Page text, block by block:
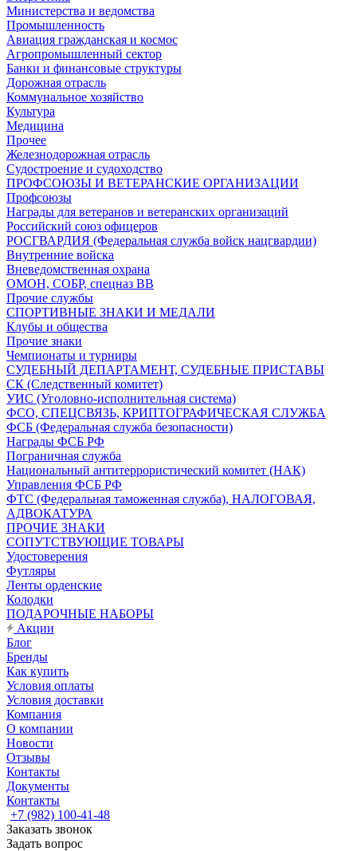
Министерства и ведомства
Промышленность
Авиация гражданская и космос
Агропромышленный сектор
Банки и финансовые структуры
Дорожная отрасль
Коммунальное хозяйство
Культура
Медицина
Прочее
Железнодорожная отрасль
Судостроение и судоходство
ПРОФСОЮЗЫ И ВЕТЕРАНСКИЕ ОРГАНИЗАЦИИ
Профсоюзы
Награды для ветеранов и ветеранских организаций
Российский союз офицеров
РОСГВАРДИЯ (Федеральная служба войск нацгвардии)
Внутренние войска
Вневедомственная охрана
ОМОН, СОБР, спецназ ВВ
Прочие службы
СПОРТИВНЫЕ ЗНАКИ И МЕДАЛИ
Клубы и общества
Прочие знаки
Чемпионаты и турниры
СУДЕБНЫЙ ДЕПАРТАМЕНТ, СУДЕБНЫЕ ПРИСТАВЫ
СК (Следственный комитет)
УИС (Уголовно-исполнительная система)
ФСО, СПЕЦСВЯЗЬ, КРИПТОГРАФИЧЕСКАЯ СЛУЖБА
ФСБ (Федеральная служба безопасности)
Награды ФСБ РФ
Пограничная служба
Национальный антитеррористический комитет (НАК)
Управления ФСБ РФ
ФТС (Федеральная таможенная служба), НАЛОГОВАЯ,
АДВОКАТУРА
ПРОЧИЕ ЗНАКИ
СОПУТСТВУЮЩИЕ ТОВАРЫ
Удостоверения
Футляры
Ленты орденские
Колодки
ПОДАРОЧНЫЕ НАБОРЫ
Акции
Блог
Бренды
Как купить
Условия оплаты
Условия доставки
Компания
О компании
Новости
Отзывы
Контакты
Документы
Контакты
+7 (982) 100-41-48
Заказать звонок
Задать вопрос